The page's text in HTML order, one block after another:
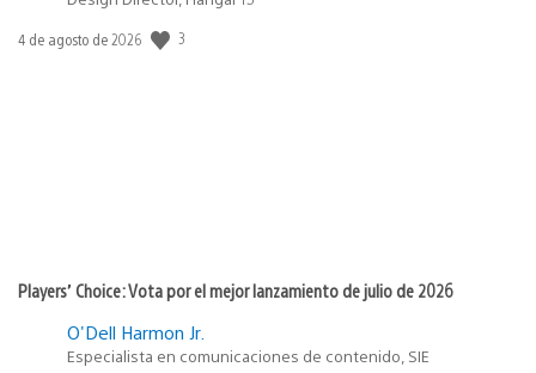
Fecha
4 de agosto de 2026 3
Players’ Choice: Vota por el mejor lanzamiento de julio de 2026
O'Dell Harmon Jr.
Especialista en comunicaciones de contenido, SIE